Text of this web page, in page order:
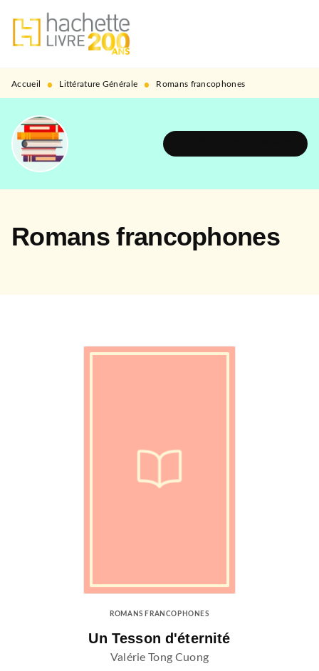
MENU RECHERCHE
PIED DE PAGE
Accueil • Littérature Générale • Romans francophones
Romans francophones
ROMANS FRANCOPHONES
Un Tesson d'éternité
Valérie Tong Cuong